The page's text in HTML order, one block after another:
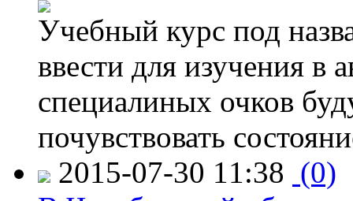
Учебный курс под
ввести для изучения
специалиных очков
почувствовать
2015-07-30 11:38 (0)